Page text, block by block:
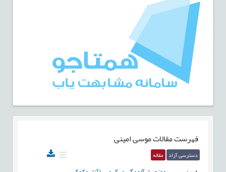
فهرست مقالاتموسی امینی
دسترسی آزاد مقاله